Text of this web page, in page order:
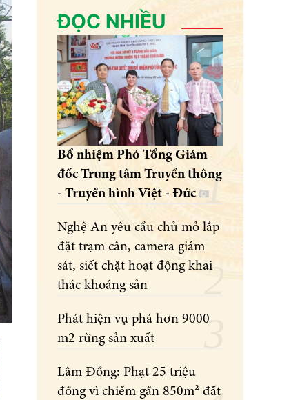
ĐỌC NHIỀU
Bổ nhiệm Phó Tổng Giám
đốc Trung tâm Truyền thông
- Truyền hình Việt - Đức
Nghệ An yêu cầu chủ mỏ lắp
đặt trạm cân, camera giám
sát, siết chặt hoạt động khai
thác khoáng sản
Phát hiện vụ phá hơn 9000
m2 rừng sản xuất
Lâm Đồng: Phạt 25 triệu
đồng vì chiếm gần 850m² đất